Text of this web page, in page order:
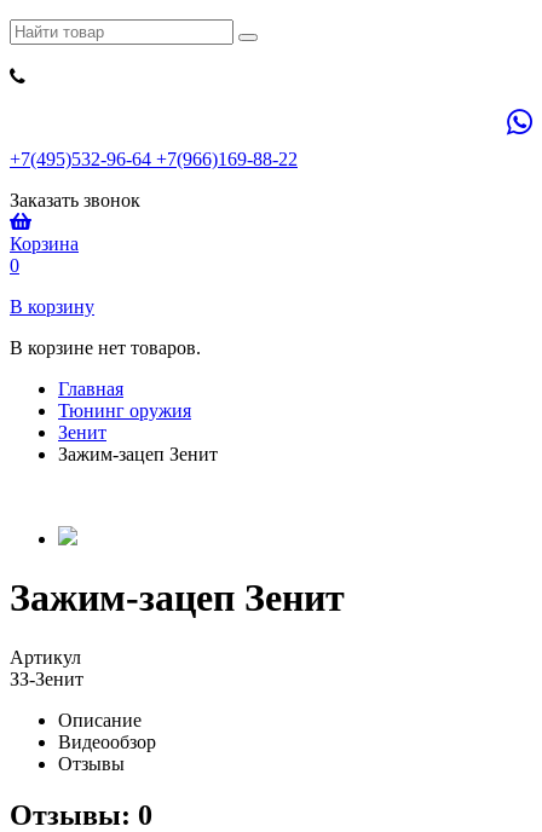
+7(495)532-96-64 +7(966)169-88-22
Заказать звонок
Корзина
0
В корзину
В корзине нет товаров.
Главная
Тюнинг оружия
Зенит
Зажим-зацеп Зенит
Зажим-зацеп Зенит
Артикул
ЗЗ-Зенит
Описание
Видеообзор
Отзывы
Отзывы: 0